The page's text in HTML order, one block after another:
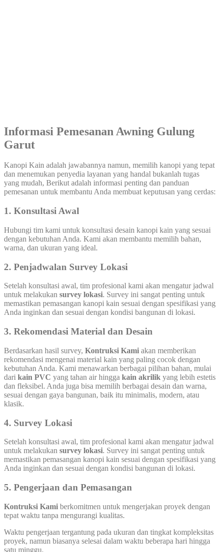
Informasi Pemesanan Awning Gulung
Garut
Kanopi Kain adalah jawabannya namun, memilih kanopi yang tepat
dan menemukan penyedia layanan yang handal bukanlah tugas
yang mudah, Berikut adalah informasi penting dan panduan
pemesanan untuk membantu Anda membuat keputusan yang cerdas:
1. Konsultasi Awal
Hubungi tim kami untuk konsultasi desain kanopi kain yang sesuai
dengan kebutuhan Anda. Kami akan membantu memilih bahan,
warna, dan ukuran yang ideal.
2. Penjadwalan Survey Lokasi
Setelah konsultasi awal, tim profesional kami akan mengatur jadwal
untuk melakukan survey lokasi. Survey ini sangat penting untuk
memastikan pemasangan kanopi kain sesuai dengan spesifikasi yang
Anda inginkan dan sesuai dengan kondisi bangunan di lokasi.
3. Rekomendasi Material dan Desain
Berdasarkan hasil survey, Kontruksi Kami akan memberikan
rekomendasi mengenai material kain yang paling cocok dengan
kebutuhan Anda. Kami menawarkan berbagai pilihan bahan, mulai
dari kain PVC yang tahan air hingga kain akrilik yang lebih estetis
dan fleksibel. Anda juga bisa memilih berbagai desain dan warna,
sesuai dengan gaya bangunan, baik itu minimalis, modern, atau
klasik.
4. Survey Lokasi
Setelah konsultasi awal, tim profesional kami akan mengatur jadwal
untuk melakukan survey lokasi. Survey ini sangat penting untuk
memastikan pemasangan kanopi kain sesuai dengan spesifikasi yang
Anda inginkan dan sesuai dengan kondisi bangunan di lokasi.
5. Pengerjaan dan Pemasangan
Kontruksi Kami berkomitmen untuk mengerjakan proyek dengan
tepat waktu tanpa mengurangi kualitas.
Waktu pengerjaan tergantung pada ukuran dan tingkat kompleksitas
proyek, namun biasanya selesai dalam waktu beberapa hari hingga
satu minggu.